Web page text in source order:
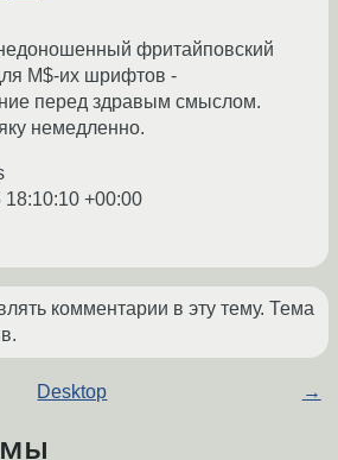
фритайповский
M$-их шрифтов -
перед здравым смыслом.
немедленно.
18:10:10 +00:00
комментарии в эту тему. Тема
Desktop →